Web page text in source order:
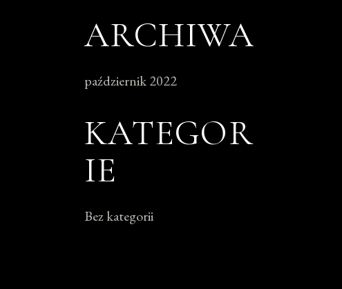
ARCHIWA
październik 2022
KATEGOR
IE
Bez kategorii